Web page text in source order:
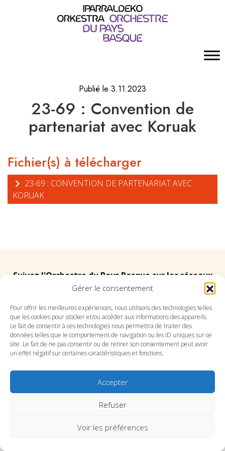
Gérer le consentement
Pour offrir les meilleures expériences, nous utilisons des technologies telles
que les cookies pour stocker et/ou accéder aux informations des appareils.
Le fait de consentir à ces technologies nous permettra de traiter des
données telles que le comportement de navigation ou les ID uniques sur ce
site. Le fait de ne pas consentir ou de retirer son consentement peut avoir
un effet négatif sur certaines caractéristiques et fonctions.
Accepter
Refuser
Voir les préférences
Publié le 3.11.2023
23-69 : Convention de
partenariat avec Koruak
Fichier(s) à télécharger
23-69 : CONVENTION DE PARTENARIAT AVEC
KORUAK
Suivez l'Orchestre du Pays Basque sur les réseaux
Suivez le conservatoire du Pays Basque sur les
réseaux
SITE DU CONSERVATOIRE